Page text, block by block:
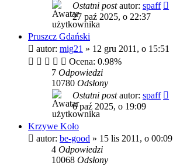
Ostatni postautor: spaff
27 paź 2025, o 22:37
Pruszcz Gdański
autor: mig21 » 12 gru 2011, o 15:51
Ocena: 0.98%
7 Odpowiedzi
10780 Odsłony
Ostatni postautor: spaff
6 paź 2025, o 19:09
Krzywe Koło
autor: be-good » 15 lis 2011, o 00:09
4 Odpowiedzi
10068 Odsłony